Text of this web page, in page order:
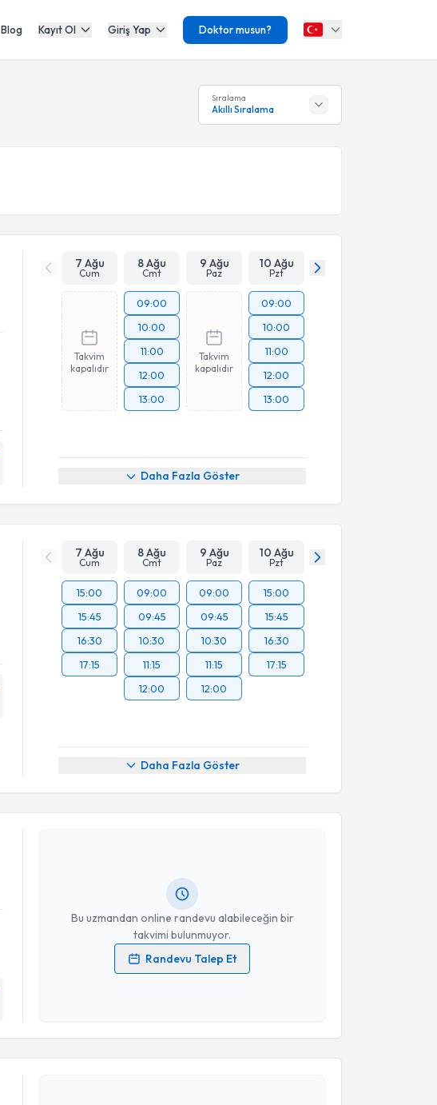
Blog Kayıt Ol Giriş Yap Doktor musun?
Sıralama
Akıllı Sıralama
7 Ağu
Cum
8 Ağu
Cmt
9 Ağu
Paz
10 Ağu
Pzt
Takvim
kapalıdır
09:00
10:00
11:00
12:00
13:00
Takvim
kapalıdır
09:00
10:00
11:00
12:00
13:00
Daha Fazla Göster
7 Ağu
Cum
8 Ağu
Cmt
9 Ağu
Paz
10 Ağu
Pzt
15:00
15:45
16:30
17:15
09:00
09:45
10:30
11:15
12:00
09:00
09:45
10:30
11:15
12:00
15:00
15:45
16:30
17:15
Daha Fazla Göster
Bu uzmandan online randevu alabileceğin bir
takvimi bulunmuyor.
Randevu Talep Et
Randevu Takvimi Talebi
Psk. Dan. Yaren Arslan
Kişisel verilerimin işlenmesine ilişkinAydınlatma Metni
Takvim Talebini Gönder
Randevu Takvimi Talebi
Psk. Dan. Hüseyin Tekdemir